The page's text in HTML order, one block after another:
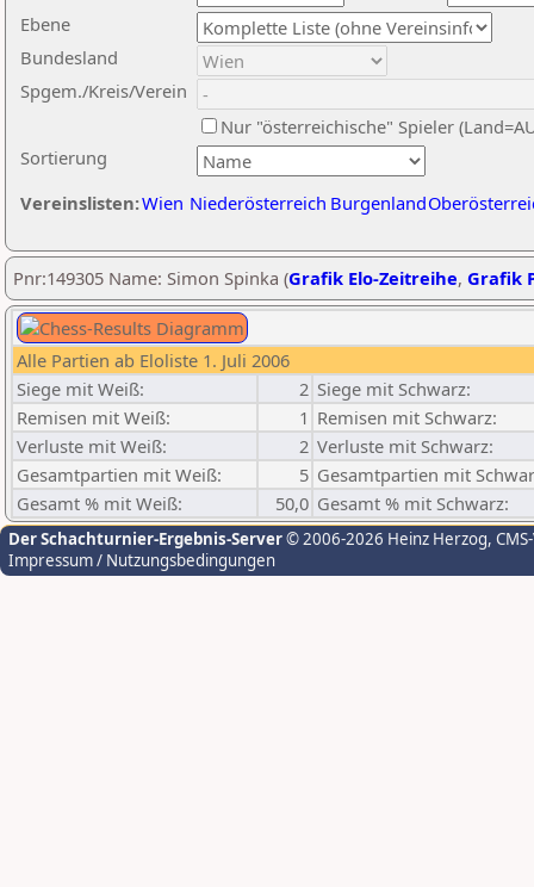
Ebene
Sortierung
Bundesland
Spgem./Kreis/Verein
Nur "österreichische" Spieler
Vereinslisten:Wien Niederösterreich Burgenland
Pnr:149305 Name: Simon Spinka (Grafik Elo-Zeitreihe, Grafik
Alle Partien ab Eloliste 1. Juli 2006
Siege mit Weiß:
2 Siege mit Schwarz:
Remisen mit Weiß:
1 Remisen mit Schwarz:
Verluste mit Weiß:
2 Verluste mit Schwarz:
Gesamtpartien mit Weiß:
5 Gesamtpartien mit
Gesamt % mit Weiß:
50,0 Gesamt % mit Schwarz:
Der Schachturnier-Ergebnis-Server© 2006-2026 Heinz Herzog,
Impressum / Nutzungsbedingungen